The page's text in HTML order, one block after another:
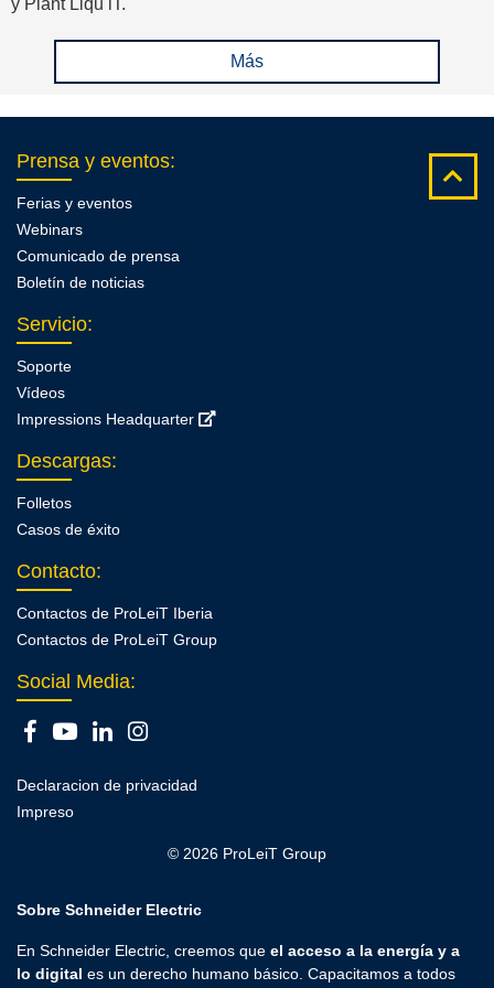
equipo
y Plant Liqu iT.
Más
Prensa y eventos:
Ferias y eventos
Webinars
Comunicado de prensa
Boletín de noticias
Servicio:
Soporte
Vídeos
Impressions Headquarter
Descargas:
Folletos
Casos de éxito
Contacto:
Contactos de ProLeiT Iberia
Contactos de ProLeiT Group
Social Media:
Declaracion de privacidad
Impreso
© 2026 ProLeiT Group
Sobre Schneider Electric
En Schneider Electric, creemos que el acceso a la energía y a
lo digital es un derecho humano básico. Capacitamos a todos